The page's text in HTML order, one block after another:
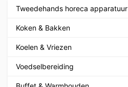
Tweedehands horeca apparatuur
Koken & Bakken
Koelen & Vriezen
Voedselbereiding